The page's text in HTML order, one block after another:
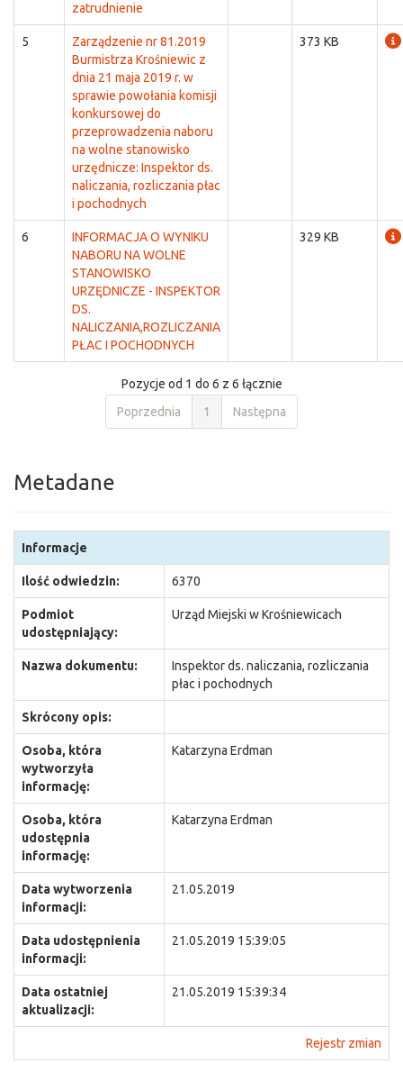
zatrudnienie
5
Zarządzenie nr 81.2019
Burmistrza Krośniewic z
dnia 21 maja 2019 r. w
sprawie powołania komisji
konkursowej do
przeprowadzenia naboru
na wolne stanowisko
urzędnicze: Inspektor ds.
naliczania, rozliczania płac
i pochodnych
373 KB
6
INFORMACJA O WYNIKU
NABORU NA WOLNE
STANOWISKO
URZĘDNICZE - INSPEKTOR
DS.
NALICZANIA,ROZLICZANIA
PŁAC I POCHODNYCH
329 KB
Pozycje od 1 do 6 z 6 łącznie
Poprzednia
1 Następna
Metadane
Informacje
Ilość odwiedzin: 6370
Podmiot
udostępniający:
Urząd Miejski w Krośniewicach
Nazwa dokumentu:
Inspektor ds. naliczania, rozliczania
płac i pochodnych
Skrócony opis:
Osoba, która
wytworzyła
informację:
Katarzyna Erdman
Osoba, która
udostępnia
informację:
Katarzyna Erdman
Data wytworzenia
informacji:
21.05.2019
Data udostępnienia
informacji:
21.05.2019 15:39:05
Data ostatniej
aktualizacji:
21.05.2019 15:39:34
Rejestr zmian